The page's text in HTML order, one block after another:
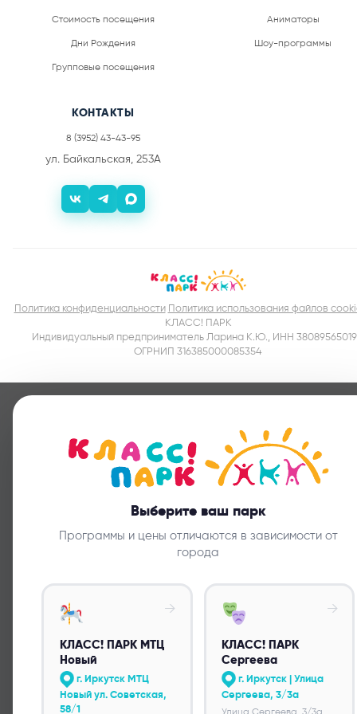
БЕРЁМ ЗАБОТЫ
КОНТРОЛИРУЕМ КАЖДЫЙ
ПРАЗДНИК
Стоимость посещения
Дни Рождения
Групповые посещения
Аниматоры
Шоу-программы
КОНТАКТЫ
8 (3952) 43-43-95
ул. Байкальская, 253А
Политика конфиденциальности Политика использования файлов
КЛАСС! ПАРК
Индивидуальный предприниматель Ларина К.Ю., ИНН
ОГРНИП 316385000085354
Выберите ваш парк
Программы и цены отличаются в зависимости от
города
КЛАСС! ПАРК МТЦ
Новый
г. Иркутск МТЦ
Новый ул. Советская,
58/1
→
КЛАСС! ПАРК
Сергеева
г. Иркутск | Улица
Сергеева, 3/3а
Улица Сергеева, 3/3а
→